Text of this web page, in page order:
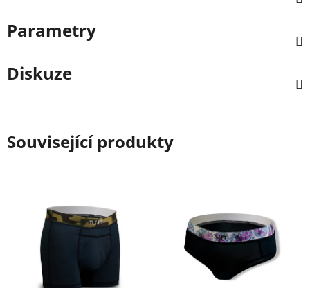
Parametry
Diskuze
Související produkty